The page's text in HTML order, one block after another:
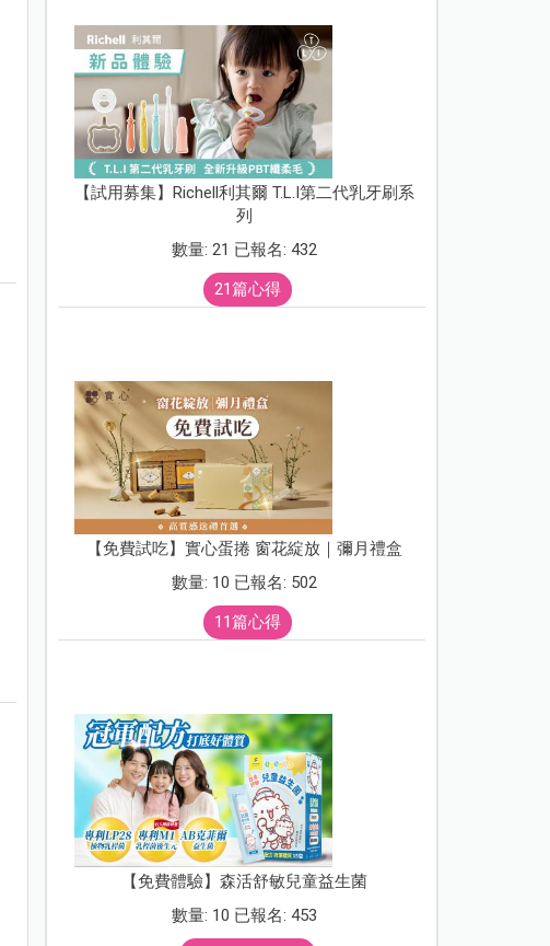
【試用募集】Richell利其爾 T.L.I第二代乳牙刷系
列
數量: 21 已報名: 432
21篇心得
【免費試吃】實心蛋捲 窗花綻放｜彌月禮盒
數量: 10 已報名: 502
11篇心得
【免費體驗】森活舒敏兒童益生菌
數量: 10 已報名: 453